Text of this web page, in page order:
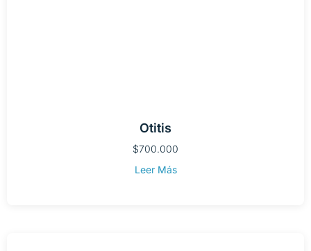
Otitis
$700.000
Leer Más